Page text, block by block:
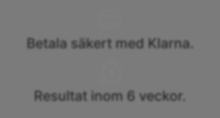
Betala säkert med Klarna.
Resultat inom 6 veckor.